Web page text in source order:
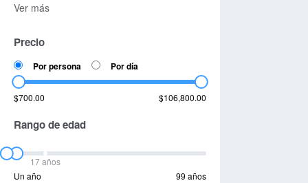
Ver más
Precio
Por persona Por día
$700.00 $106,800.00
Rango de edad
17 años
Un año
99 años